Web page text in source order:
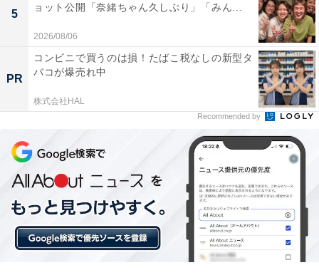
5
ョット公開「奈緒ちゃん久しぶり」「みん...
2026/08/06
PR
コンビニで買うのは損！たばこ税なしの新型タ
バコが爆売れ中
株式会社HAL
Recommended by